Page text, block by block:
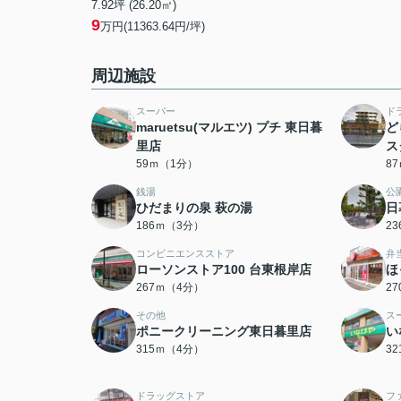
7.92坪 (26.20㎡)
9万円(11363.64円/坪)
周辺施設
スーパー
maruetsu(マルエツ) プチ 東日暮
里店
59ｍ（1分）
ド
87
銭湯
ひだまりの泉 萩の湯
186ｍ（3分）
公
コンビニエンスストア
ローソンストア100 台東根岸店
267ｍ（4分）
弁
ほ
その他
ポニークリーニング東日暮里店
315ｍ（4分）
ス
ドラッグストア フ